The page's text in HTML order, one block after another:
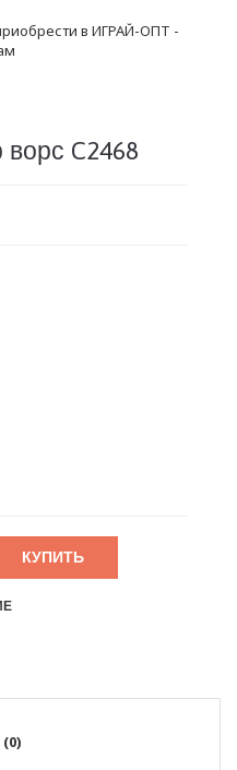
ворс C2468
КУПИТЬ